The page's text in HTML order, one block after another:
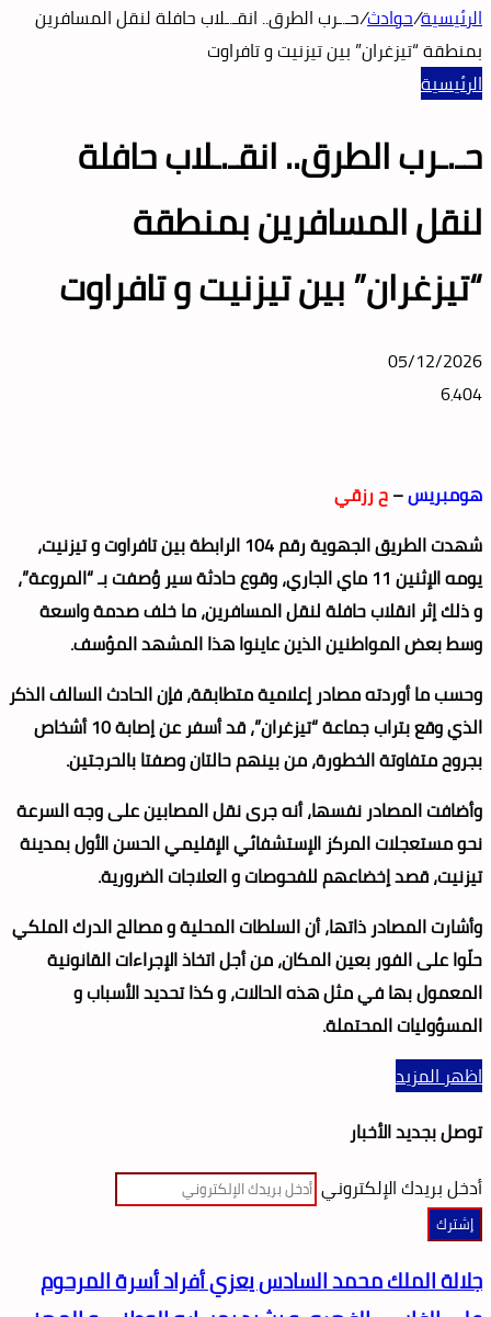
الرئيسية/حوادث/حـ.ـرب الطرق.. انقـ.ـلاب حافلة لنقل المسافرين
بمنطقة “تيزغران” بين تيزنيت و تافراوت
الرئيسية
حـ.ـرب الطرق.. انقـ.ـلاب حافلة
لنقل المسافرين بمنطقة
“تيزغران” بين تيزنيت و تافراوت
05/12/2026
6٬404
هومبريس–ح رزقي
شهدت الطريق الجهوية رقم 104 الرابطة بين تافراوت و تيزنيت،
يومه الإثنين 11 ماي الجاري، وقوع حادثة سير وُصفت بـ “المروعة”،
و ذلك إثر انقلاب حافلة لنقل المسافرين، ما خلف صدمة واسعة
وسط بعض المواطنين الذين عاينوا هذا المشهد المؤسف.
وحسب ما أوردته مصادر إعلامية متطابقة، فإن الحادث السالف الذكر
الذي وقع بتراب جماعة “تيزغران”، قد أسفر عن إصابة 10 أشخاص
بجروح متفاوتة الخطورة، من بينهم حالتان وصفتا بالحرجتين.
وأضافت المصادر نفسها، أنه جرى نقل المصابين على وجه السرعة
نحو مستعجلات المركز الإستشفائي الإقليمي الحسن الأول بمدينة
تيزنيت، قصد إخضاعهم للفحوصات و العلاجات الضرورية.
وأشارت المصادر ذاتها، أن السلطات المحلية و مصالح الدرك الملكي
حلّوا على الفور بعين المكان، من أجل اتخاذ الإجراءات القانونية
المعمول بها في مثل هذه الحالات، و كذا تحديد الأسباب و
المسؤوليات المحتملة.
اظهر المزيد
توصل بجديد الأخبار
أدخل بريدك الإلكتروني
جلالة الملك محمد السادس يعزي أفراد أسرة المرحوم